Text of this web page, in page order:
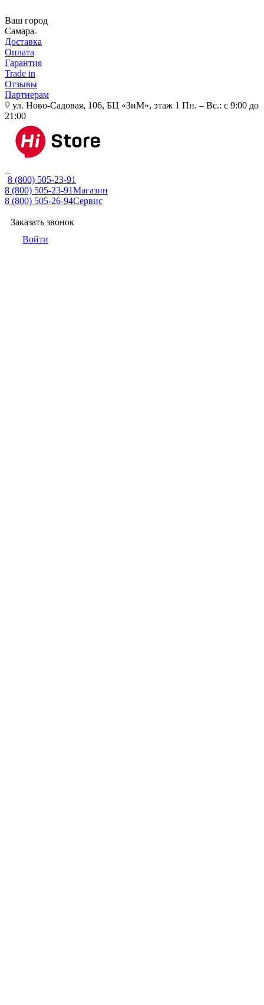
Ваш город
Самара
Доставка
Оплата
Гарантия
Trade in
Отзывы
Партнерам
ул. Ново-Садовая, 106, БЦ «ЗиМ», этаж 1 Пн. – Вс.: с 9:00 до
21:00
8 (800) 505-23-91
8 (800) 505-23-91Магазин
8 (800) 505-26-94Сервис
Заказать звонок
Войти